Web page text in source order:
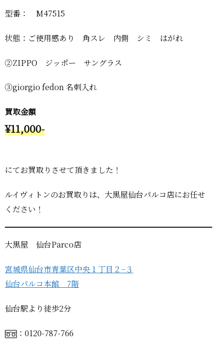
型番： M47515
状態：ご使用感あり 角スレ 内側 シミ はがれ
②ZIPPO ジッポー サングラス
③giorgio fedon 名刺入れ
買取金額
¥11,000-
にてお買取りさせて頂きました！
ルイヴィトンのお買取りは、大黒屋仙台パルコ店にお任せ
ください！
大黒屋 仙台Parco店
宮城県仙台市青葉区中央１丁目２−３
仙台パルコ本館 7階
仙台駅より徒歩2分
：0120-787-766